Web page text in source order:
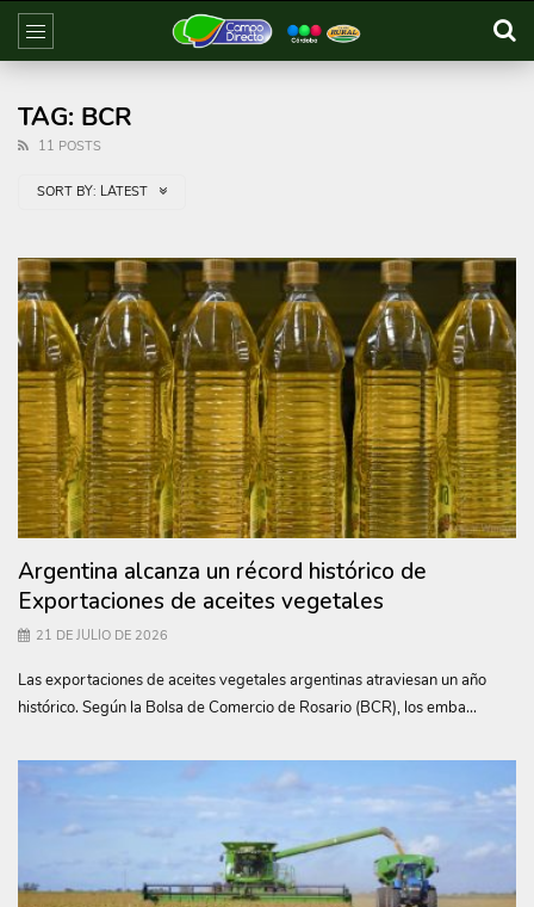
TAG: BCR
11 POSTS
SORT BY: LATEST
Argentina alcanza un récord histórico de
Exportaciones de aceites vegetales
21 DE JULIO DE 2026
Las exportaciones de aceites vegetales argentinas atraviesan un año
histórico. Según la Bolsa de Comercio de Rosario (BCR), los emba...